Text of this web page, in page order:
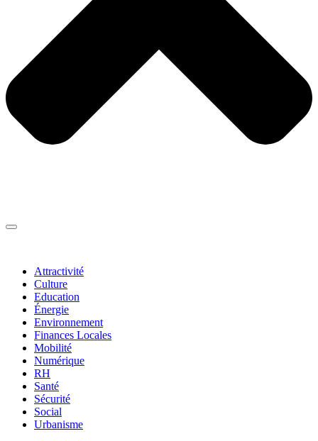
Attractivité
Culture
Education
Énergie
Environnement
Finances Locales
Mobilité
Numérique
RH
Santé
Sécurité
Social
Urbanisme